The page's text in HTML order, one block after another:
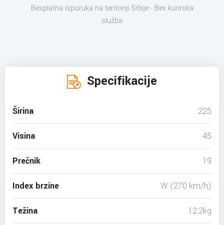
Besplatna isporuka na teritoriji Srbije - Bex kurirska
služba
Specifikacije
Širina 225
Visina 45
Prečnik 19
Index brzine W (270 km/h)
Težina 12.2kg